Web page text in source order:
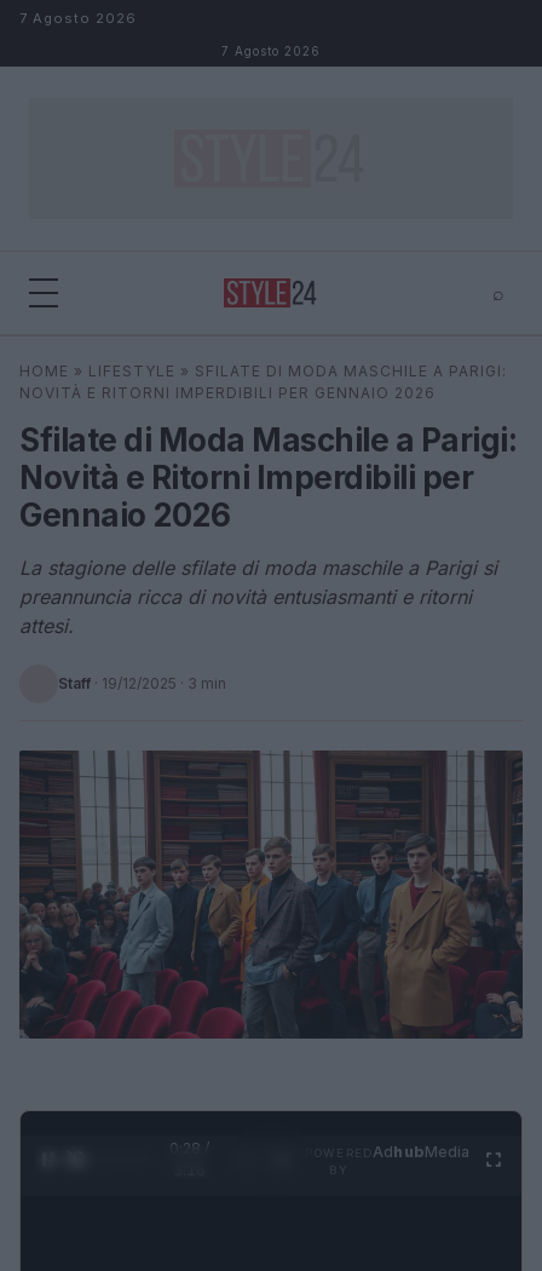
Salta al contenuto
7 Agosto 2026
7 Agosto 2026
⌕
Cerca ⌕ ×
HOME » LIFESTYLE » SFILATE DI MODA MASCHILE A PARIGI:
NOVITÀ E RITORNI IMPERDIBILI PER GENNAIO 2026
Sfilate di Moda Maschile a Parigi:
Novità e Ritorni Imperdibili per
Gennaio 2026
La stagione delle sfilate di moda maschile a Parigi si
preannuncia ricca di novità entusiasmanti e ritorni
attesi.
Staff · 19/12/2025 · 3 min
0:29 /
AdhubMedia